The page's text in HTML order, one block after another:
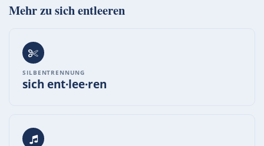
Mehr zusich entleeren
SILBENTRENNUNG
sich ent·lee·ren